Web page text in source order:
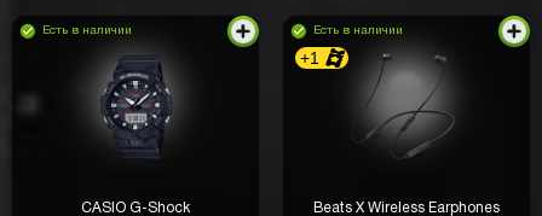
Есть в наличии
CASIO G-Shock
Есть в наличии
+1
Beats X Wireless Earphones